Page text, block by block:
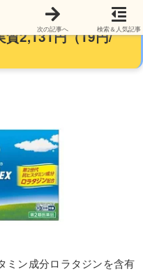
】クラリチンEX 56
質2,131円（19円/
ミン成分ロラタジンを含有
次の記事へ 検索＆人気記事